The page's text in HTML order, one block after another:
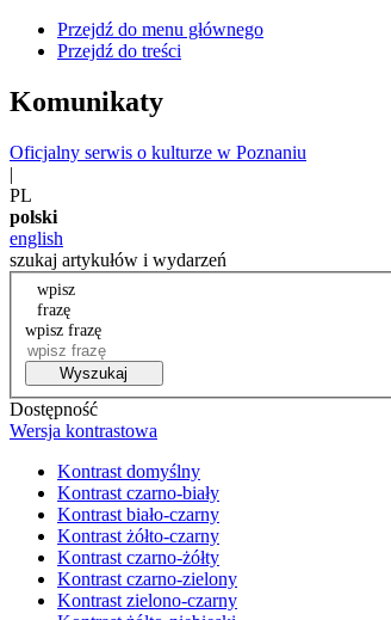
Przejdź do menu głównego
Przejdź do treści
Komunikaty
Oficjalny serwis o kulturze w Poznaniu
|
PL
polski
english
szukaj artykułów i wydarzeń
wpisz
frazę
wpisz frazę
Wyszukaj
Dostępność
Wersja kontrastowa
Kontrast domyślny
Kontrast czarno-biały
Kontrast biało-czarny
Kontrast żółto-czarny
Kontrast czarno-żółty
Kontrast czarno-zielony
Kontrast zielono-czarny